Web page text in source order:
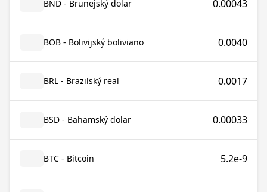
BND - Brunejský dolar 0.00043
BOB - Bolivijský boliviano 0.0040
BRL - Brazilský real 0.0017
BSD - Bahamský dolar 0.00033
BTC - Bitcoin 5.2e-9